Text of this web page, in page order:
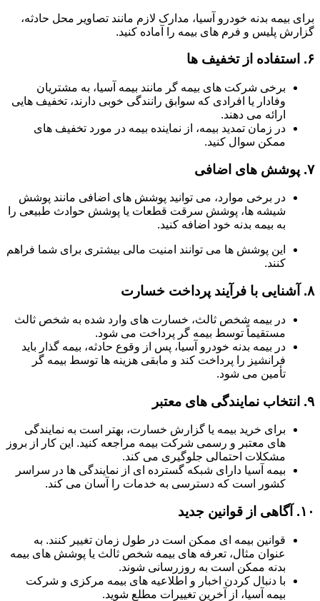
برای بیمه بدنه خودرو آسیا، مدارک لازم مانند تصاویر محل حادثه،
گزارش پلیس و فرم های بیمه را آماده کنید.
۶. استفاده از تخفیف ها
برخی شرکت های بیمه گر مانند بیمه آسیا، به مشتریان
وفادار یا افرادی که سوابق رانندگی خوبی دارند، تخفیف هایی
ارائه می دهند.
در زمان تمدید بیمه، از نماینده بیمه در مورد تخفیف های
ممکن سوال کنید.
۷. پوشش های اضافی
در برخی موارد، می توانید پوشش های اضافی مانند پوشش
شیشه ها، پوشش سرقت قطعات یا پوشش حوادث طبیعی را
به بیمه بدنه خود اضافه کنید.
این پوشش ها می توانند امنیت مالی بیشتری برای شما فراهم
کنند.
۸. آشنایی با فرآیند پرداخت خسارت
در بیمه شخص ثالث، خسارت های وارد شده به شخص ثالث
مستقیماً توسط بیمه گر پرداخت می شود.
در بیمه بدنه خودرو آسیا، پس از وقوع حادثه، بیمه گذار باید
فرانشیز را پرداخت کند و مابقی هزینه ها توسط بیمه گر
تأمین می شود.
۹. انتخاب نمایندگی های معتبر
برای خرید بیمه یا گزارش خسارت، بهتر است به نمایندگی
های معتبر و رسمی شرکت بیمه مراجعه کنید. این کار از بروز
مشکلات احتمالی جلوگیری می کند.
بیمه آسیا دارای شبکه گسترده ای از نمایندگی ها در سراسر
کشور است که دسترسی به خدمات را آسان می کند.
۱۰. آگاهی از قوانین جدید
قوانین بیمه ای ممکن است در طول زمان تغییر کنند. به
عنوان مثال، تعرفه های بیمه شخص ثالث یا پوشش های بیمه
بدنه ممکن است به روزرسانی شوند.
با دنبال کردن اخبار و اطلاعیه های بیمه مرکزی و شرکت
بیمه آسیا، از آخرین تغییرات مطلع شوید.